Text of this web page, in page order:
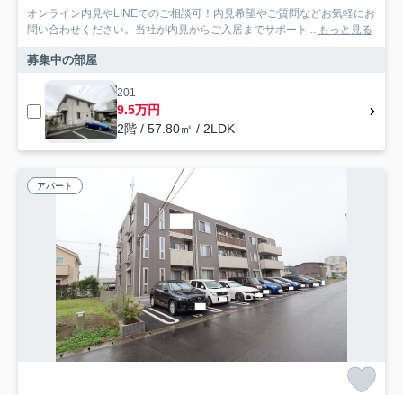
オンライン内見やLINEでのご相談可！内見希望やご質問などお気軽にお
問い合わせください。当社が内見からご入居までサポート... もっと見る
募集中の部屋
201
9.5万円
2階 / 57.80㎡ / 2LDK
アパート